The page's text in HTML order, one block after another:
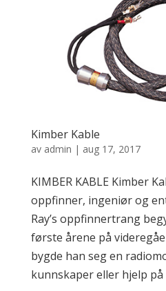
Kimber Kable
av admin | aug 17, 2017
KIMBER KABLE Kimber
oppfinner, ingeniør og
Ray’s oppfinnertrang
første årene på
bygde han seg en
kunnskaper eller hjelp på